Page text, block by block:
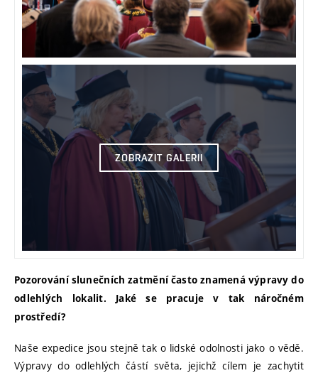
ZOBRAZIT GALERII
Pozorování slunečních zatmění často znamená výpravy do
odlehlých lokalit. Jaké se pracuje v tak náročném
prostředí?
Naše expedice jsou stejně tak o lidské odolnosti jako o vědě.
Výpravy do odlehlých částí světa, jejichž cílem je zachytit